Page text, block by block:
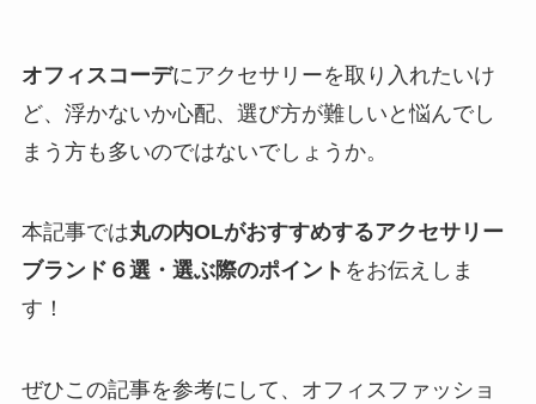
オフィスコーデにアクセサリーを取り入れたいけ
ど、浮かないか心配、選び方が難しいと悩んでし
まう方も多いのではないでしょうか。
本記事では丸の内OLがおすすめするアクセサリー
ブランド６選・選ぶ際のポイント をお伝えしま
す！
ぜひこの記事を参考にして、オフィスファッショ